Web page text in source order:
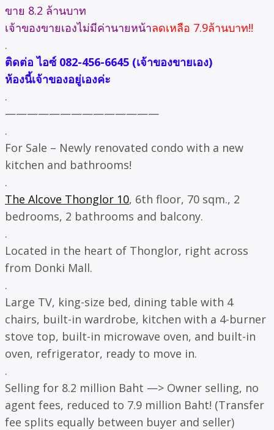
ขาย 8.2 ล้านบาท
เจ้าของขายเองไม่มีค่านายหน้าลดเหลือ 7.9ล้านบาท!!
.
ติดต่อ ไอซ์ 082-456-6645 (เจ้าของขายเอง)
ห้องนี้เจ้าของอยู่เองค่ะ
.
——————————————
.
For Sale – Newly renovated condo with a new
kitchen and bathrooms!
.
The Alcove Thonglor 10, 6th floor, 70 sqm., 2
bedrooms, 2 bathrooms and balcony.
.
Located in the heart of Thonglor, right across
from Donki Mall.
.
Large TV, king-size bed, dining table with 4
chairs, built-in wardrobe, kitchen with a 4-burner
stove top, built-in microwave oven, and built-in
oven, refrigerator, ready to move in.
.
Selling for 8.2 million Baht —> Owner selling, no
agent fees, reduced to 7.9 million Baht! (Transfer
fee splits equally between buyer and seller)